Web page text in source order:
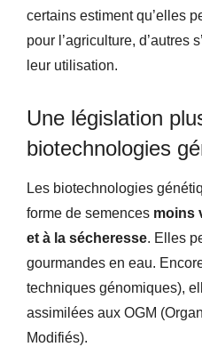
certains estiment qu’elles
pour l’agriculture, d’autres
leur utilisation.
Une législation
biotechnologies
Les biotechnologies
forme de semences moins
et à la sécheresse. Elles
gourmandes en eau.
techniques génomiques),
assimilées aux OGM
Modifiés).